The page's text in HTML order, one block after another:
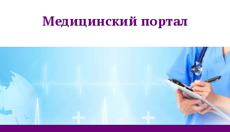
Медицинский портал